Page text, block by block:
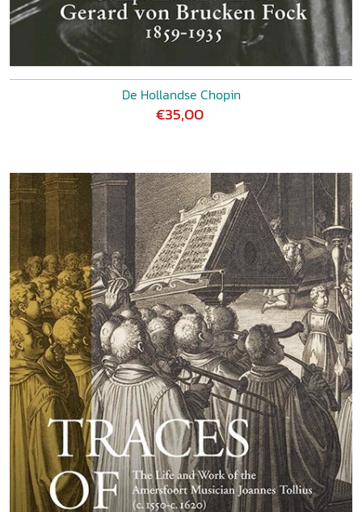
De Hollandse Chopin
€35,00